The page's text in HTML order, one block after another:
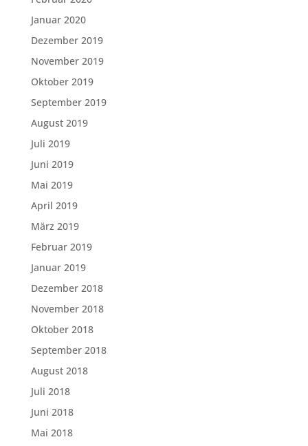
Januar 2020
Dezember 2019
November 2019
Oktober 2019
September 2019
August 2019
Juli 2019
Juni 2019
Mai 2019
April 2019
März 2019
Februar 2019
Januar 2019
Dezember 2018
November 2018
Oktober 2018
September 2018
August 2018
Juli 2018
Juni 2018
Mai 2018